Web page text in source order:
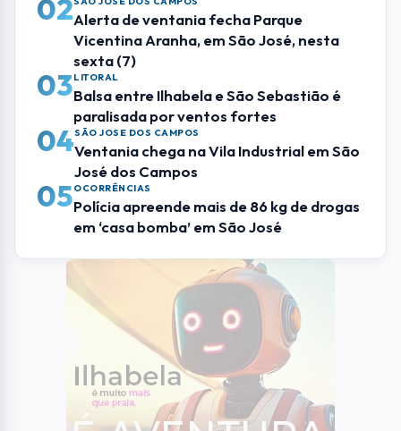
ENVIAR COMENTÁRIO
Mais Lidas
Lobo-guará é capturado pelos Bombeiros
dentro de universidade em Lorena
02SÃO JOSE DOS CAMPOS
Alerta de ventania fecha Parque
Vicentina Aranha, em São José, nesta
LITORAL
Balsa entre Ilhabela e São Sebastião é
paralisada por ventos fortes
SÃO JOSE DOS CAMPOS